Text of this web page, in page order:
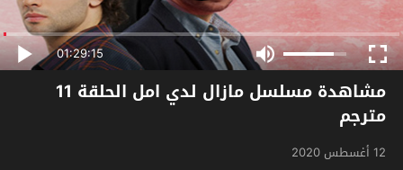
01:29:15
مشاهدة مسلسل مازال لدي امل الحلقة 11
مترجم
12 أغسطس 2020